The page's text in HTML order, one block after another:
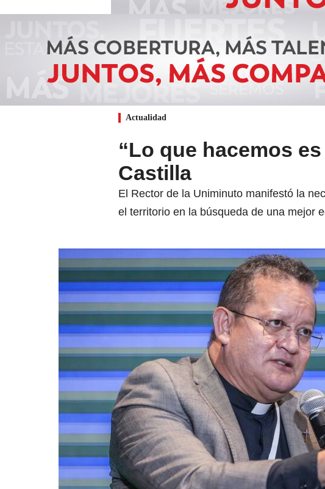
Actualidad
“Lo que hacemos
Castilla
El Rector de la Uniminuto manifestó la
el territorio en la búsqueda de una mejor